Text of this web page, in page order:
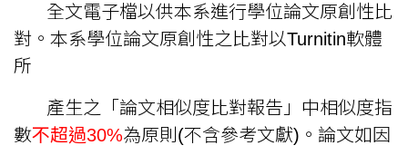
全文電子檔以供本系進行學位論文原創性比
對。本系學位論文原創性之比對以Turnitin軟體
所
產生之「論文相似度比對報告」中相似度指
數不超過30%為原則(不含參考文獻)。論文如因